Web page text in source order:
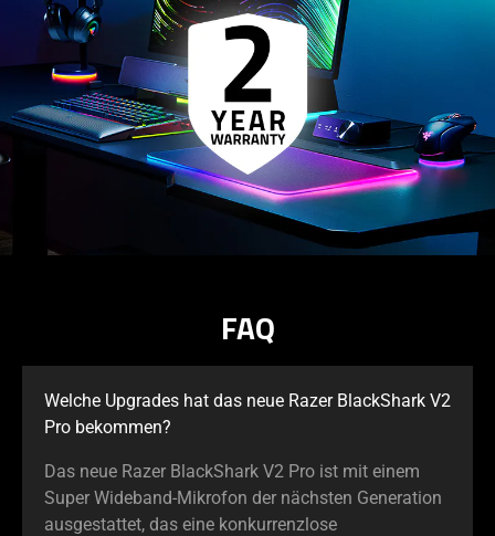
FAQ
Welche Upgrades hat das neue Razer BlackShark V2
Pro bekommen?
Das neue Razer BlackShark V2 Pro ist mit einem
Super Wideband-Mikrofon der nächsten Generation
ausgestattet, das eine konkurrenzlose